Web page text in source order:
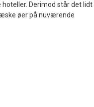
Derimod står det lidt
øer på nuværende